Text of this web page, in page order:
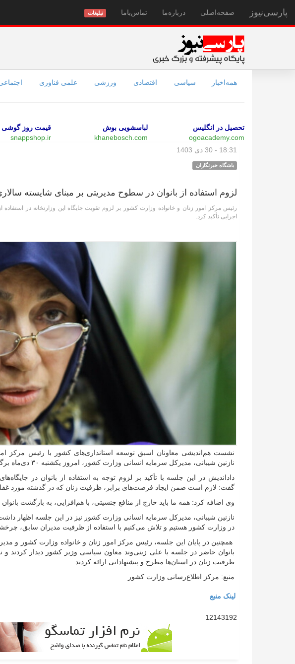
پارسی‌نیوز صفحه‌اصلی درباره‌ما تماس‌با‌ما تبلیغات
همه‌اخبار سیاسی اقتصادی ورزشی علمی فناوری
تحصیل در انگلیس
ogoacademy.com
لباسشویی بوش
khanebosch.com
قیمت روز گوشی
snappshop.ir
18:31 - 30 دی 1403
باشگاه خبرنگاران
لزوم استفاده از بانوان در سطوح مدیریتی بر مبنای شایسته
رئیس مرکز امور زنان و خانواده وزارت کشور بر لزوم تقویت جایگاه این وزارتخانه در
اجرایی تأکید کرد.
نشست هم‌اندیشی معاونان اسبق توسعه استانداری‌های کشور با رئیس مرکز
نازنین شیبانی، مدیرکل سرمایه انسانی وزارت کشور، امروز یکشنبه ۳۰ دی‌ماه برگزار شد.
داداندیش در این جلسه با تأکید بر لزوم توجه به استفاده از بانوان در
گفت: لازم است ضمن ایجاد فرصت‌های برابر، ظرفیت زنان که در گذشته مورد
وی اضافه کرد: همه ما باید خارج از منافع جنسیتی، با هم‌افزایی، به بازگشت
نازنین شیبانی، مدیرکل سرمایه انسانی وزارت کشور نیز در این جلسه اظهار
در وزارت کشور هستیم و تلاش می‌کنیم با استفاده از ظرفیت مدیران سابق،
همچنین در پایان این جلسه، رئیس مرکز امور زنان و خانواده وزارت کشور و
بانوان حاضر در جلسه با علی زینی‌وند معاون سیاسی وزیر کشور دیدار کردند
ظرفیت زنان در استان‌ها مطرح و پیشنهاداتی ارائه کردند.
منبع: مرکز اطلاع‌رسانی وزارت کشور
لینک منبع
12143192